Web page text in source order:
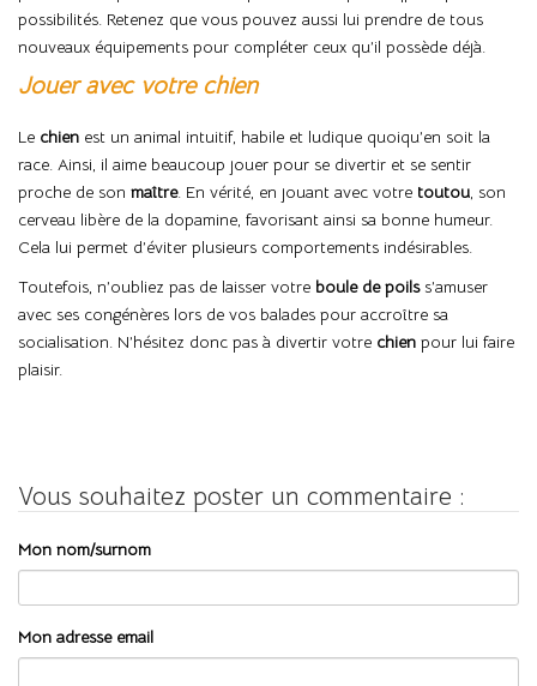
possibilités. Retenez que vous pouvez aussi lui prendre de tous
nouveaux équipements pour compléter ceux qu’il possède déjà.
Jouer avec votre chien
Le chien est un animal intuitif, habile et ludique quoiqu’en soit la
race. Ainsi, il aime beaucoup jouer pour se divertir et se sentir
proche de son maître. En vérité, en jouant avec votre toutou, son
cerveau libère de la dopamine, favorisant ainsi sa bonne humeur.
Cela lui permet d’éviter plusieurs comportements indésirables.
Toutefois, n’oubliez pas de laisser votre boule de poilss’amuser
avec ses congénères lors de vos balades pour accroître sa
socialisation. N’hésitez donc pas à divertir votre chien pour lui faire
plaisir.
Vous souhaitez poster un commentaire :
Mon nom/surnom
Mon adresse email